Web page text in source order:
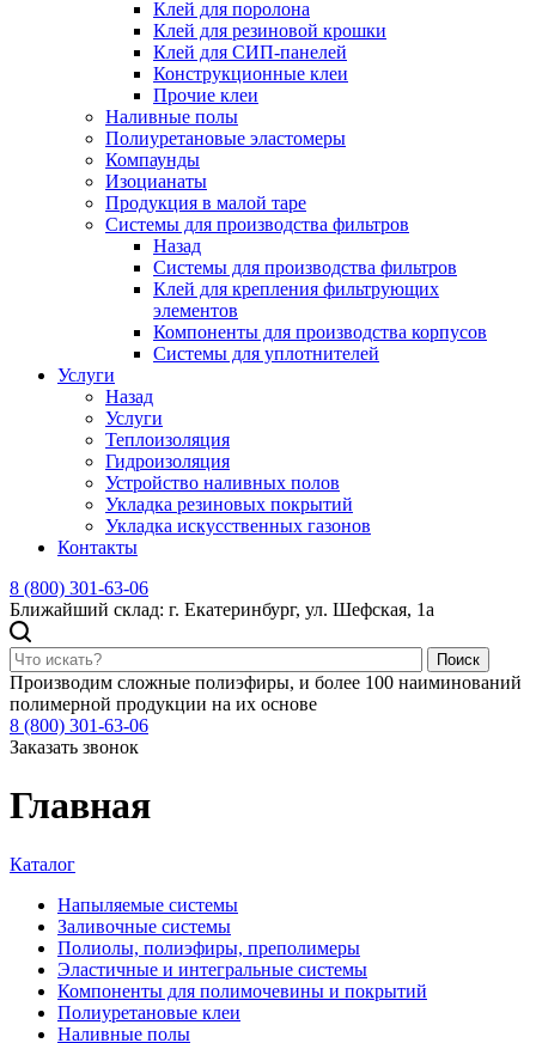
Клей для поролона
Клей для резиновой крошки
Клей для СИП-панелей
Конструкционные клеи
Прочие клеи
Наливные полы
Полиуретановые эластомеры
Компаунды
Изоцианаты
Продукция в малой таре
Системы для производства фильтров
Назад
Системы для производства фильтров
Клей для крепления фильтрующих
элементов
Компоненты для производства корпусов
Системы для уплотнителей
Услуги
Назад
Услуги
Теплоизоляция
Гидроизоляция
Устройство наливных полов
Укладка резиновых покрытий
Укладка искусственных газонов
Контакты
8 (800) 301-63-06
Ближайший склад: г. Екатеринбург, ул. Шефская, 1а
Поиск
Производим сложные полиэфиры, и более 100 наиминований
полимерной продукции на их основе
8 (800) 301-63-06
Заказать звонок
Главная
Каталог
Напыляемые системы
Заливочные системы
Полиолы, полиэфиры, преполимеры
Эластичные и интегральные системы
Компоненты для полимочевины и покрытий
Полиуретановые клеи
Наливные полы